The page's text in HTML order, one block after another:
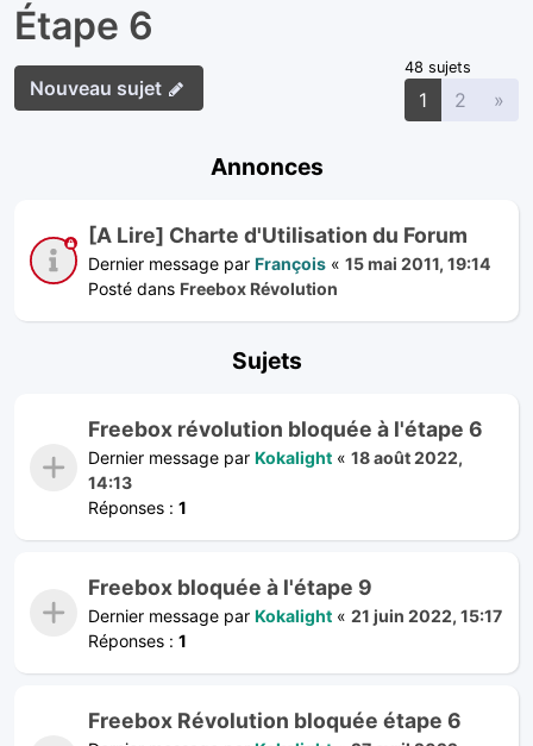
Étape 6
Nouveau sujet
48 sujets
1 2 »
Annonces
[A Lire] Charte d'Utilisation du Forum
Dernier message par François « 15 mai 2011, 19:14
Posté dans Freebox Révolution
Sujets
Freebox révolution bloquée à l'étape 6
Dernier message par Kokalight « 18 août 2022,
14:13
Réponses : 1
Freebox bloquée à l'étape 9
Dernier message par Kokalight « 21 juin 2022, 15:17
Réponses : 1
Freebox Révolution bloquée étape 6